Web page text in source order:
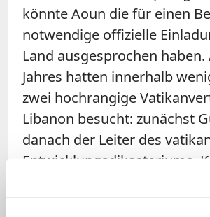
könnte Aoun die für einen
notwendige offizielle
Land ausgesprochen
Jahres hatten innerhalb
zwei hochrangige
Libanon besucht: zunächst
danach der Leiter des
Entwicklungsdikasteriums,